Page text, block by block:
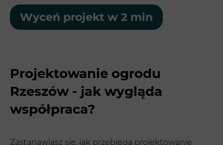
Wyceń projekt w 2 min
Projektowanie ogrodu
Rzeszów - jak wygląda
współpraca?
Zastanawiasz się, jak przebiega projektowanie